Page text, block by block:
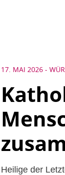
17. MAI 2026 -
Heilige der